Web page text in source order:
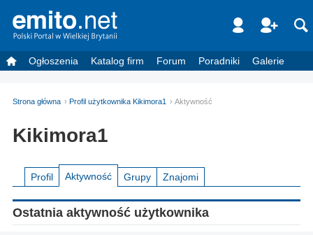
Ogłoszenia Katalog firm Forum Poradniki Galerie
Strona główna Profil użytkownika Kikimora1 Aktywność
Kikimora1
Profil Aktywność Grupy Znajomi
Ostatnia aktywność użytkownika